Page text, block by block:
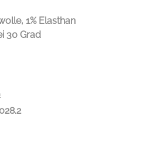
1% Elasthan
30 Grad